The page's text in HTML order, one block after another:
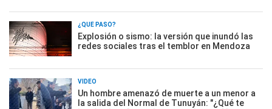
¿QUÉ PASÓ?
Explosión o sismo: la versión que inundó las
redes sociales tras el temblor en Mendoza
VIDEO
Un hombre amenazó de muerte a un menor a
la salida del Normal de Tunuyán: "¿Qué te